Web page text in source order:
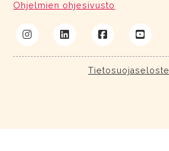
Ohjelmien ohjesivusto
Tietosuojaseloste